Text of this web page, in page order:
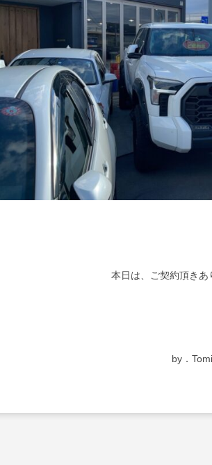
本日は、ご契約頂きあ
by．